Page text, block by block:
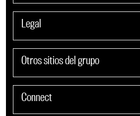
Legal
Otros sitios del grupo
Connect